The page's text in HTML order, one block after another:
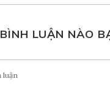
BÌNH LUẬN NÀO